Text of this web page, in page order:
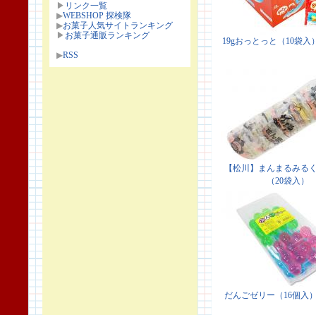
▶ リンク一覧
▶WEBSHOP 探検隊
▶お菓子人気サイトランキング
▶ お菓子通販ランキング
▶RSS